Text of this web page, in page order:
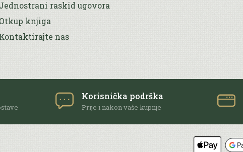
Jednostrani raskid ugovora
Otkup knjiga
Kontaktirajte nas
Korisnička podrška
Prije i nakon vaše kupnje